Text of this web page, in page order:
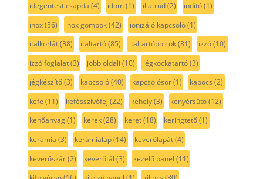
idegentest csapda (4) idom(1) illatrúd(2) indító(1)
inox(56) inox gombok(42) ionizáló kapcsoló(1)
italkorlát(38) italtartó(85) italtartópolcok(81) izzó(10)
izzó foglalat(3) jobb oldali (10) jégkockatartó(3)
jégkészítő(3) kapcsoló(40) kapcsolósor(1) kapocs (2)
kefe (11) kefésszívófej (22) kehely(3) kenyérsütő(12)
kenőanyag(1) kerek(28) keret(18) keringtető(1)
kerámia (3) kerámialap(14) keverőlapát(4)
keverőszár(2) keverőtál (3) kezelő panel (11)